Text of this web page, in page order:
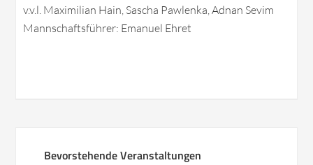
v.v.l. Maximilian Hain, Sascha Pawlenka, Adnan Sevim
Mannschaftsführer: Emanuel Ehret
Bevorstehende Veranstaltungen